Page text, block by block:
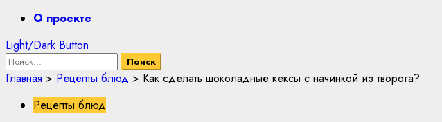
PrimaryО проекте
Light/Dark Button
Найти:
Главная > Рецепты блюд > Как сделать шоколадные кексы с начинкой из творога?
Рецепты блюд